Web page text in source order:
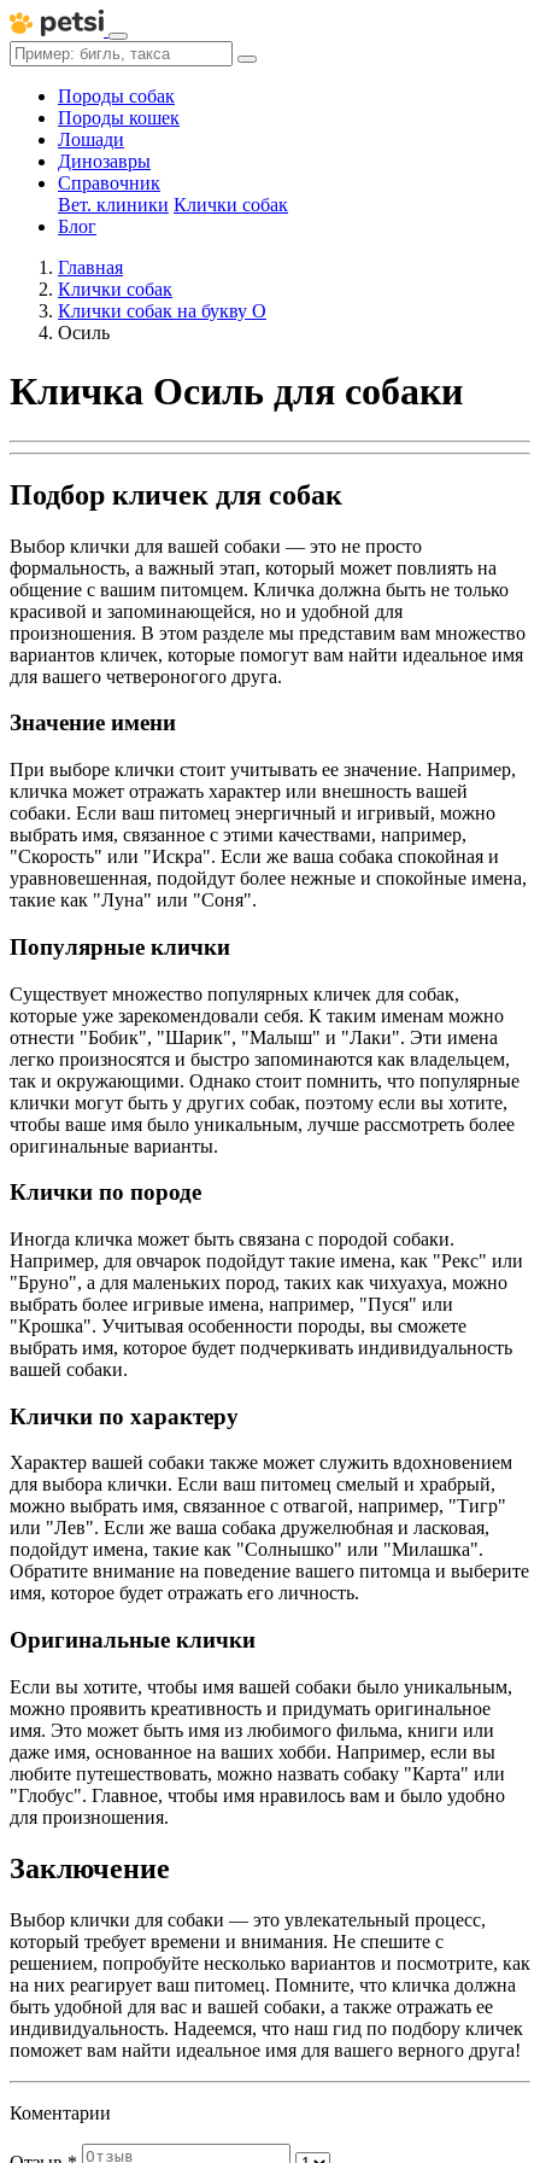
Породы собак
Породы кошек
Лошади
Динозавры
Справочник
Вет. клиники Клички собак
Блог
Главная
Клички собак
Клички собак на букву О
Осиль
Кличка Осиль для собаки
Подбор кличек для собак
Выбор клички для вашей собаки — это не просто
формальность, а важный этап, который может повлиять на
общение с вашим питомцем. Кличка должна быть не только
красивой и запоминающейся, но и удобной для
произношения. В этом разделе мы представим вам множество
вариантов кличек, которые помогут вам найти идеальное имя
для вашего четвероногого друга.
Значение имени
При выборе клички стоит учитывать ее значение. Например,
кличка может отражать характер или внешность вашей
собаки. Если ваш питомец энергичный и игривый, можно
выбрать имя, связанное с этими качествами, например,
"Скорость" или "Искра". Если же ваша собака спокойная и
уравновешенная, подойдут более нежные и спокойные имена,
такие как "Луна" или "Соня".
Популярные клички
Существует множество популярных кличек для собак,
которые уже зарекомендовали себя. К таким именам можно
отнести "Бобик", "Шарик", "Малыш" и "Лаки". Эти имена
легко произносятся и быстро запоминаются как владельцем,
так и окружающими. Однако стоит помнить, что популярные
клички могут быть у других собак, поэтому если вы хотите,
чтобы ваше имя было уникальным, лучше рассмотреть более
оригинальные варианты.
Клички по породе
Иногда кличка может быть связана с породой собаки.
Например, для овчарок подойдут такие имена, как "Рекс" или
"Бруно", а для маленьких пород, таких как чихуахуа, можно
выбрать более игривые имена, например, "Пуся" или
"Крошка". Учитывая особенности породы, вы сможете
выбрать имя, которое будет подчеркивать индивидуальность
вашей собаки.
Клички по характеру
Характер вашей собаки также может служить вдохновением
для выбора клички. Если ваш питомец смелый и храбрый,
можно выбрать имя, связанное с отвагой, например, "Тигр"
или "Лев". Если же ваша собака дружелюбная и ласковая,
подойдут имена, такие как "Солнышко" или "Милашка".
Обратите внимание на поведение вашего питомца и выберите
имя, которое будет отражать его личность.
Оригинальные клички
Если вы хотите, чтобы имя вашей собаки было уникальным,
можно проявить креативность и придумать оригинальное
имя. Это может быть имя из любимого фильма, книги или
даже имя, основанное на ваших хобби. Например, если вы
любите путешествовать, можно назвать собаку "Карта" или
"Глобус". Главное, чтобы имя нравилось вам и было удобно
для произношения.
Заключение
Выбор клички для собаки — это увлекательный процесс,
который требует времени и внимания. Не спешите с
решением, попробуйте несколько вариантов и посмотрите, как
на них реагирует ваш питомец. Помните, что кличка должна
быть удобной для вас и вашей собаки, а также отражать ее
индивидуальность. Надеемся, что наш гид по подбору кличек
поможет вам найти идеальное имя для вашего верного друга!
Коментарии